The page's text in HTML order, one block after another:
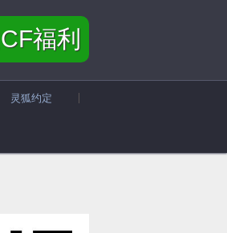
福利
灵狐约定